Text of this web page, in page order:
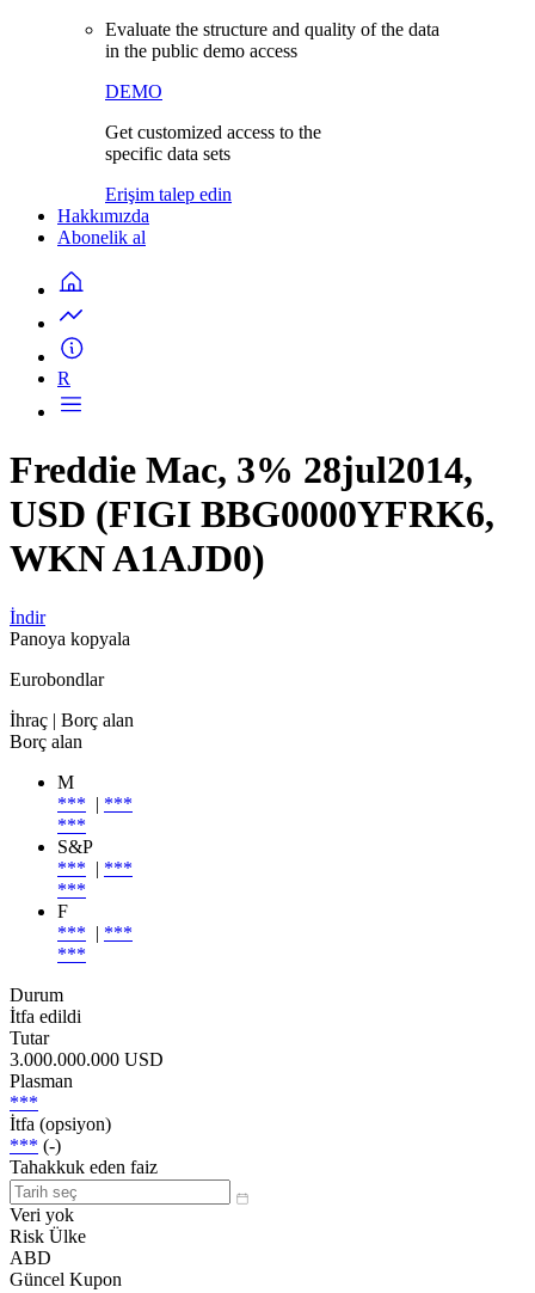
Evaluate the structure and quality of the data
in the public demo access
DEMO
Get customized access to the
specific data sets
Erişim talep edin
Hakkımızda
Abonelik al
R
Freddie Mac, 3% 28jul2014,
USD (FIGI BBG0000YFRK6,
WKN A1AJD0)
İndir
Panoya kopyala
Eurobondlar
İhraç | Borç alan
Borç alan
M
*** | ***
***
S&P
*** | ***
***
F
*** | ***
***
Durum
İtfa edildi
Tutar
3.000.000.000 USD
Plasman
***
İtfa (opsiyon)
*** (-)
Tahakkuk eden faiz
Veri yok
Risk Ülke
ABD
Güncel Kupon